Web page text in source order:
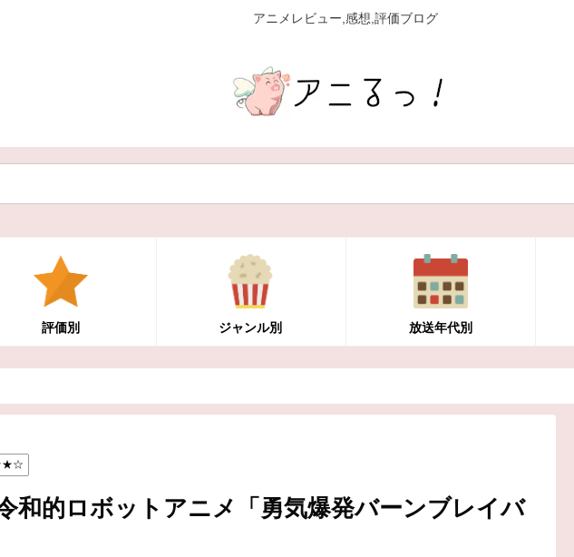
アニメレビュー,感想,評価ブログ
評価別 ジャンル別 放送年代別
和的ロボットアニメ「勇気爆発バーンブレイバ